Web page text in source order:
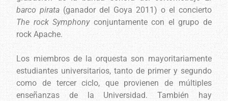
barco pirata (ganador del Goya 2011) o el concierto
The rock Symphonyconjuntamente con el grupo de
rock Apache.
Los miembros de la orquesta son mayoritariamente
estudiantes universitarios, tanto de primer y segundo
como de tercer ciclo, que provienen de múltiples
enseñanzas de la Universidad. También hay